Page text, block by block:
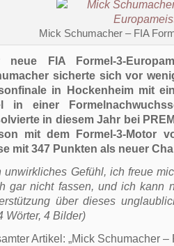
Mick Schumacher – FIA
neue FIA Formel-3-
sicherte sich vor
in Hockenheim mit
in einer
in diesem Jahr bei
mit dem Formel-3-Motor
mit 347 Punkten als neuer
unwirkliches Gefühl, ich freue
gar nicht fassen, und ich kann
über dieses
Wörter, 4 Bilder)
Artikel:
Mick Schumacher –